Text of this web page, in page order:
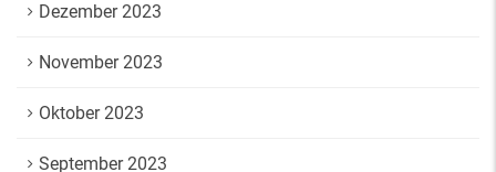
Dezember 2023
November 2023
Oktober 2023
September 2023